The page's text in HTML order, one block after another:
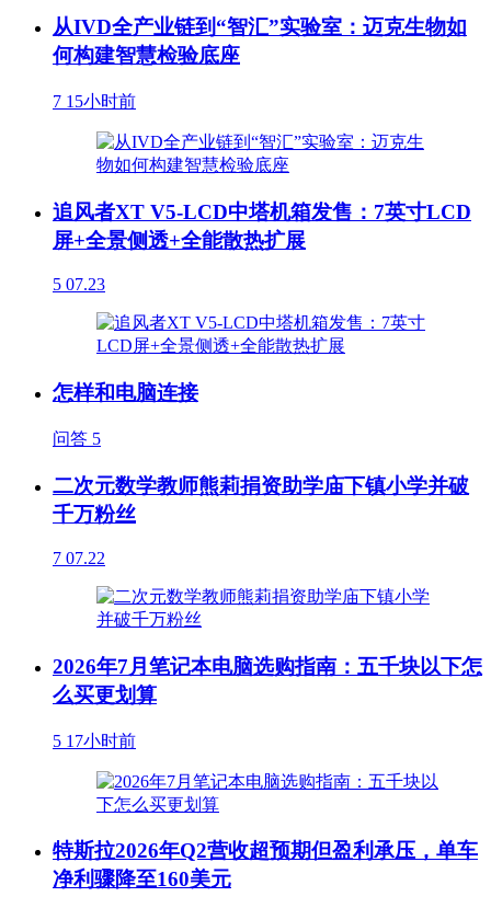
从IVD全产业链到“智汇”实验室：迈克生物如
何构建智慧检验底座
7 15小时前
追风者XT V5-LCD中塔机箱发售：7英寸LCD
屏+全景侧透+全能散热扩展
5 07.23
怎样和电脑连接
问答 5
二次元数学教师熊莉捐资助学庙下镇小学并破
千万粉丝
7 07.22
2026年7月笔记本电脑选购指南：五千块以下怎
么买更划算
5 17小时前
特斯拉2026年Q2营收超预期但盈利承压，单车
净利骤降至160美元